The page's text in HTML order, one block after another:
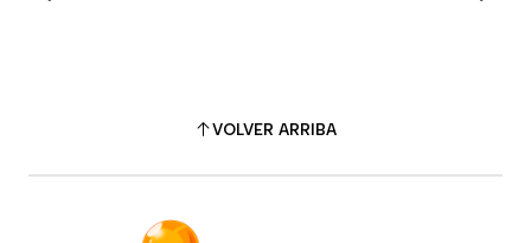
VOLVER ARRIBA